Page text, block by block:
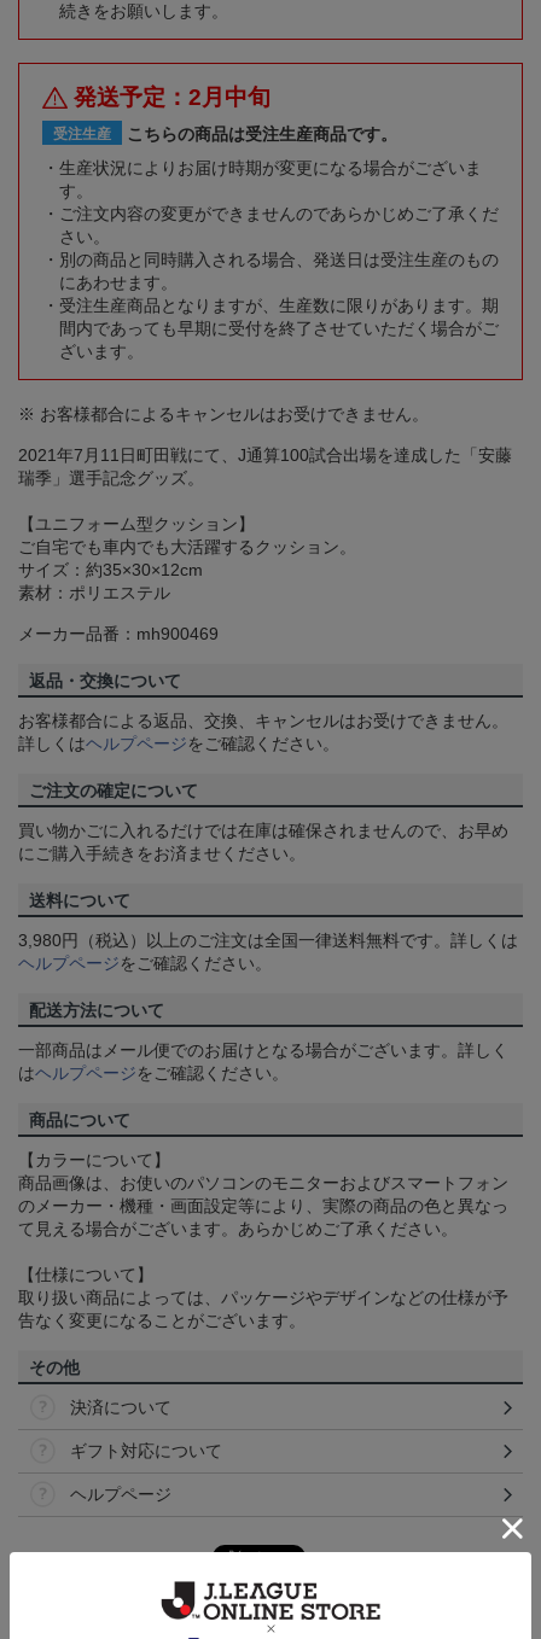
続きをお願いします。
発送予定：2月中旬
受注生産
こちらの商品は受注生産商品です。
生産状況によりお届け時期が変更になる場合がございま
す。
ご注文内容の変更ができませんのであらかじめご了承くだ
さい。
別の商品と同時購入される場合、発送日は受注生産のもの
にあわせます。
受注生産商品となりますが、生産数に限りがあります。期
間内であっても早期に受付を終了させていただく場合がご
ざいます。
※ お客様都合によるキャンセルはお受けできません。
2021年7月11日町田戦にて、J通算100試合出場を達成した「安藤
瑞季」選手記念グッズ。
【ユニフォーム型クッション】
ご自宅でも車内でも大活躍するクッション。
サイズ：約35×30×12cm
素材：ポリエステル
メーカー品番：mh900469
返品・交換について
お客様都合による返品、交換、キャンセルはお受けできません。
詳しくはヘルプページをご確認ください。
ご注文の確定について
買い物かごに入れるだけでは在庫は確保されませんので、お早め
にご購入手続きをお済ませください。
送料について
3,980円（税込）以上のご注文は全国一律送料無料です。詳しくは
ヘルプページをご確認ください。
配送方法について
一部商品はメール便でのお届けとなる場合がございます。詳しく
はヘルプページをご確認ください。
商品について
【カラーについて】
商品画像は、お使いのパソコンのモニターおよびスマートフォン
のメーカー・機種・画面設定等により、実際の商品の色と異なっ
て見える場合がございます。あらかじめご了承ください。
【仕様について】
取り扱い商品によっては、パッケージやデザインなどの仕様が予
告なく変更になることがございます。
その他
決済について
ギフト対応について
ヘルプページ